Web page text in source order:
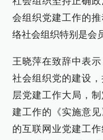
会组织党建工作的
络社会组织特别是会
王晓萍在致辞中表
社会组织党的建设
层党建工作大局，
建工作的《实施意
的互联网业党建工